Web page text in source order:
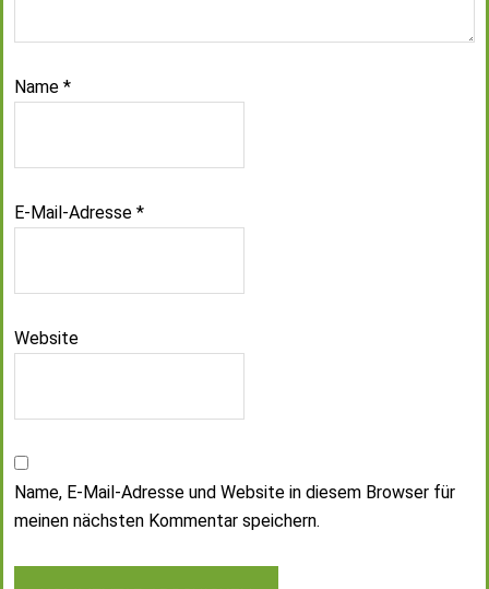
Name *
E-Mail-Adresse *
Website
Name, E-Mail-Adresse und Website in diesem Browser für
meinen nächsten Kommentar speichern.